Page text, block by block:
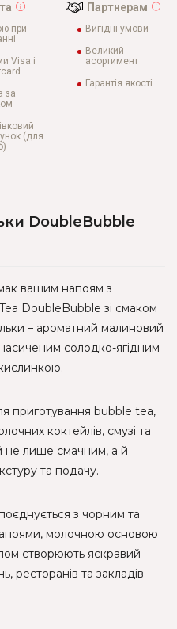
при
Visa і
за
(для
Партнерам
Вигідні умови
Великий
асортимент
Гарантія якості
DoubleBubble
вашим напоям з
DoubleBubble зі смаком
– ароматний малиновий
солодко-ягідним
приготування bubble tea,
коктейлів, смузі та
не лише смачним, а й
та подачу.
з чорним та
молочною основою
створюють яскравий
ресторанів та закладів